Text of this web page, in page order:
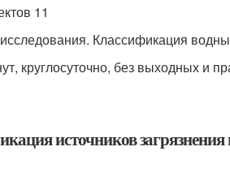
11
Классификация
круглосуточно, без выходных и
источников загрязнения